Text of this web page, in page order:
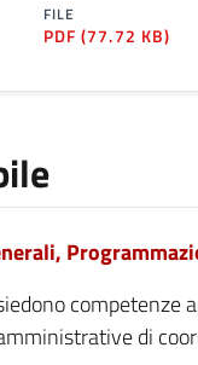
FILE
PDF(77.72 KB)
competenze
di